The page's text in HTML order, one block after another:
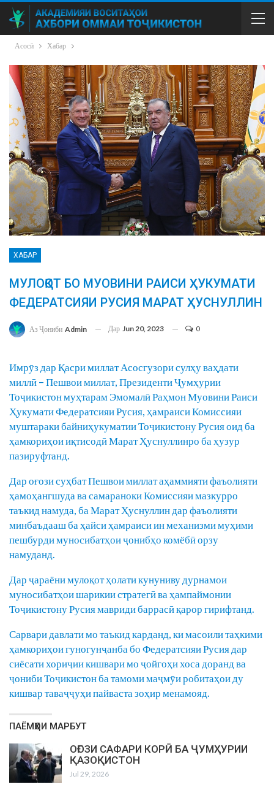
Асосӣ Хабар
ХАБАР
МУЛОҚОТ БО МУОВИНИ РАИСИ ҲУКУМАТИ
ФЕДЕРАТСИЯИ РУСИЯ МАРАТ ҲУСНУЛЛИН
Аз Ҷониби Admin Дар Jun 20, 2023 0
Имрӯз дар Қасри миллат Асосгузори сулҳу ваҳдати
миллӣ – Пешвои миллат, Президенти Ҷумҳурии
Тоҷикистон муҳтарам Эмомалӣ Раҳмон Муовини Раиси
Ҳукумати Федератсияи Русия, ҳамраиси Комиссияи
муштараки байниҳукуматии Тоҷикистону Русия оид ба
ҳамкориҳои иқтисодӣ Марат Ҳуснуллинро ба ҳузур
пазируфтанд.
Дар оғози суҳбат Пешвои миллат аҳаммияти фаъолияти
ҳамоҳангшуда ва самараноки Комиссияи мазкурро
таъкид намуда, ба Марат Ҳуснуллин дар фаъолияти
минбаъдааш ба ҳайси ҳамраиси ин механизми муҳими
пешбурди муносибатҳои ҷонибҳо комёбӣ орзу
намуданд.
Дар ҷараёни мулоқот ҳолати кунуниву дурнамои
муносибатҳои шарикии стратегӣ ва ҳампаймонии
Тоҷикистону Русия мавриди баррасӣ қарор гирифтанд.
Сарвари давлати мо таъкид карданд, ки масоили таҳкими
ҳамкориҳои гуногунҷанба бо Федератсияи Русия дар
сиёсати хориҷии кишвари мо ҷойгоҳи хоса доранд ва
ҷониби Тоҷикистон ба тамоми маҷмӯи робитаҳои ду
кишвар таваҷҷуҳи пайваста зоҳир менамояд.
ПАЁМҲОИ МАРБУТ
ОҒОЗИ САФАРИ КОРӢ БА ҶУМҲУРИИ
ҚАЗОҚИСТОН
Jul 29, 2026